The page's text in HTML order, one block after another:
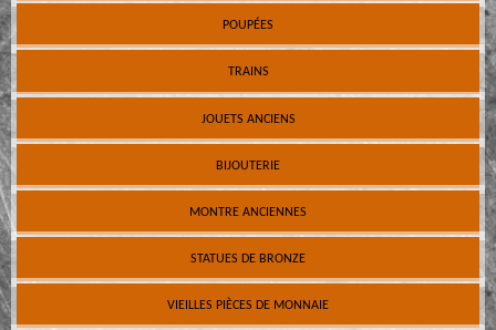
POUPÉES
TRAINS
JOUETS ANCIENS
BIJOUTERIE
MONTRE ANCIENNES
STATUES DE BRONZE
VIEILLES PIÈCES DE MONNAIE